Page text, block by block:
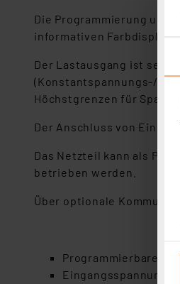
Die Programmierung
informativen
Der Lastausgang ist
(Konstantspannungs-/
Höchstgrenzen für
Der Anschluss von
Das Netzteil kann als
betrieben werden.
Über optionale
Programmierbares
Eingangsspannung